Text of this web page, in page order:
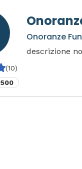
(10)
500
Onoranze
descrizione